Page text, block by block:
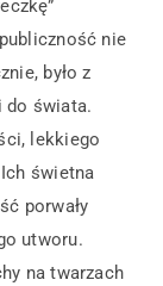
nie
było z
do świata.
lekkiego
świetna
porwały
utworu.
na twarzach